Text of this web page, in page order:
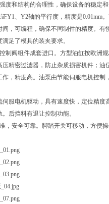
和结构的合理性，确保设备的稳定和
Y1、Y2轴的平行度，精度是0.01mm
，可编程，确保不同制件的精度。有
足了模具的装夹要求。
制阀组件成套进口。方型油缸按欧洲
精密过滤器，防止杂质损害机件；油
，精度高。油泵由节能伺服电机控制
服电机驱动，具有速度快，定位精度
后挡料有退让控制功能。
，安全可靠。脚踏开关可移动，方便